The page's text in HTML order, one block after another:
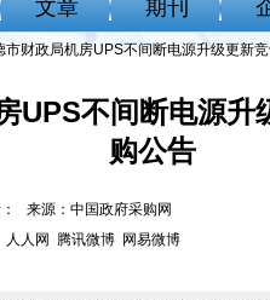
文章 期刊
市财政局机房UPS不间断电源升级更新
UPS不间断电源升
购公告
来源：中国政府采购网
人人网 腾讯微博 网易微博